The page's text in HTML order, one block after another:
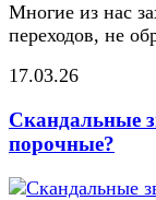
Многие из нас
переходов, не
17.03.26
Скандальные
порочные?